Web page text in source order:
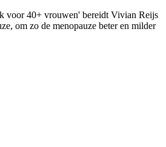
voor 40+ vrouwen' bereidt Vivian Reijs
om zo de menopauze beter en milder